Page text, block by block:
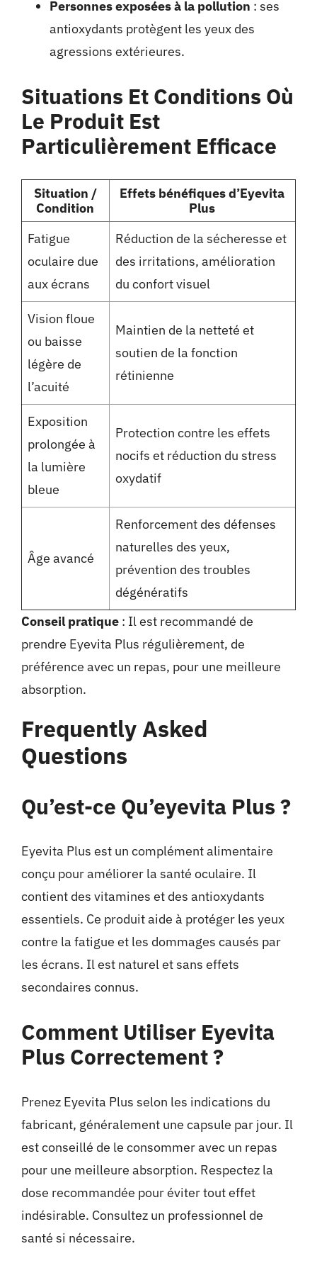
Personnes exposées à la pollution : ses
antioxydants protègent les yeux des
agressions extérieures.
Situations Et Conditions Où
Le Produit Est
Particulièrement Efficace
Situation /
Condition
Effets bénéfiques d’Eyevita
Plus
Fatigue
oculaire due
aux écrans
Réduction de la sécheresse et
des irritations, amélioration
du confort visuel
Vision floue
ou baisse
légère de
l’acuité
Maintien de la netteté et
soutien de la fonction
rétinienne
Exposition
prolongée à
la lumière
bleue
Protection contre les effets
nocifs et réduction du stress
oxydatif
Âge avancé
Renforcement des défenses
naturelles des yeux,
prévention des troubles
dégénératifs
Conseil pratique: Il est recommandé de
prendre Eyevita Plus régulièrement, de
préférence avec un repas, pour une meilleure
absorption.
Frequently Asked
Questions
Qu’est-ce Qu’eyevita Plus ?
Eyevita Plus est un complément alimentaire
conçu pour améliorer la santé oculaire. Il
contient des vitamines et des antioxydants
essentiels. Ce produit aide à protéger les yeux
contre la fatigue et les dommages causés par
les écrans. Il est naturel et sans effets
secondaires connus.
Comment Utiliser Eyevita
Plus Correctement ?
Prenez Eyevita Plus selon les indications du
fabricant, généralement une capsule par jour. Il
est conseillé de le consommer avec un repas
pour une meilleure absorption. Respectez la
dose recommandée pour éviter tout effet
indésirable. Consultez un professionnel de
santé si nécessaire.